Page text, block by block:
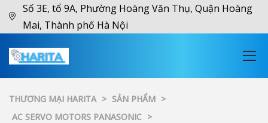
Số 3E, tổ 9A, Phường Hoàng Văn Thụ, Quận Hoàng
Mai, Thành phố Hà Nội
THƯƠNG MẠI HARITA > SẢN PHẨM >
AC SERVO MOTORS PANASONIC >